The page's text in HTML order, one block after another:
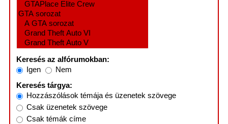
Keresés az alfórumokban:
Igen
Nem
Keresés tárgya:
Hozzászólások témája és üzenetek szövege
Csak üzenetek szövege
Csak témák címe